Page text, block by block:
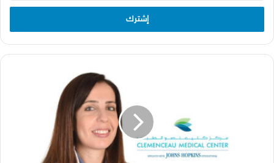
الإلكتروني